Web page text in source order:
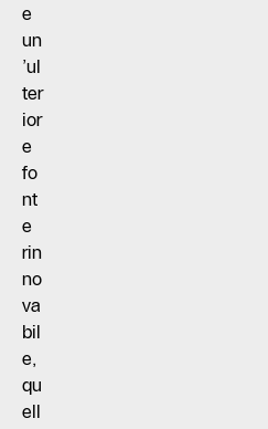
e
un
’ul
ter
ior
e
fo
nt
e
rin
no
va
bil
e,
qu
ell